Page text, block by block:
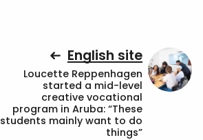
English site
Loucette Reppenhagen
started a mid-level
creative vocational
program in Aruba: “These
students mainly want to do
things”